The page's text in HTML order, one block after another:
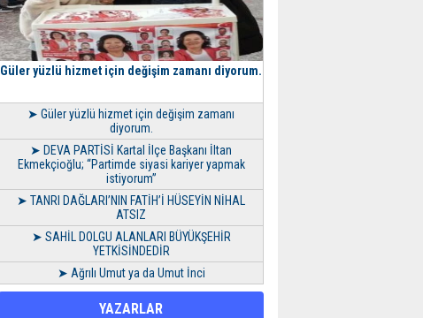
Güler yüzlü hizmet için değişim zamanı diyorum.
➤ Güler yüzlü hizmet için değişim zamanı
diyorum.
➤ DEVA PARTİSİ Kartal İlçe Başkanı İltan
Ekmekçioğlu; “Partimde siyasi kariyer yapmak
istiyorum”
➤ TANRI DAĞLARI’NIN FATİH’İ HÜSEYİN NİHAL
ATSIZ
➤ SAHİL DOLGU ALANLARI BÜYÜKŞEHİR
YETKİSİNDEDİR
➤ Ağrılı Umut ya da Umut İnci
YAZARLAR